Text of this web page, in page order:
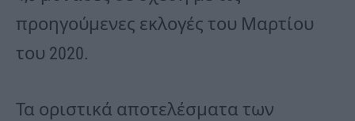
προηγούμενες εκλογές του Μαρτίου
του 2020.
Τα οριστικά αποτελέσματα των